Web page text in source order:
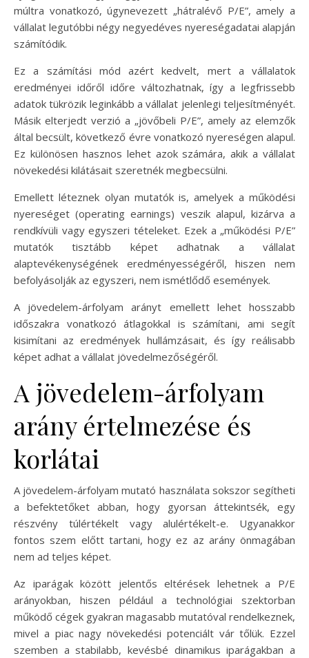
múltra vonatkozó, úgynevezett „hátralévő P/E”, amely a
vállalat legutóbbi négy negyedéves nyereségadatai alapján
számítódik.
Ez a számítási mód azért kedvelt, mert a vállalatok
eredményei időről időre változhatnak, így a legfrissebb
adatok tükrözik leginkább a vállalat jelenlegi teljesítményét.
Másik elterjedt verzió a „jövőbeli P/E”, amely az elemzők
által becsült, következő évre vonatkozó nyereségen alapul.
Ez különösen hasznos lehet azok számára, akik a vállalat
növekedési kilátásait szeretnék megbecsülni.
Emellett léteznek olyan mutatók is, amelyek a működési
nyereséget (operating earnings) veszik alapul, kizárva a
rendkívüli vagy egyszeri tételeket. Ezek a „működési P/E”
mutatók tisztább képet adhatnak a vállalat
alaptevékenységének eredményességéről, hiszen nem
befolyásolják az egyszeri, nem ismétlődő események.
A jövedelem-árfolyam arányt emellett lehet hosszabb
időszakra vonatkozó átlagokkal is számítani, ami segít
kisimítani az eredmények hullámzásait, és így reálisabb
képet adhat a vállalat jövedelmezőségéről.
A jövedelem-árfolyam
arány értelmezése és
korlátai
A jövedelem-árfolyam mutató használata sokszor segítheti
a befektetőket abban, hogy gyorsan áttekintsék, egy
részvény túlértékelt vagy alulértékelt-e. Ugyanakkor
fontos szem előtt tartani, hogy ez az arány önmagában
nem ad teljes képet.
Az iparágak között jelentős eltérések lehetnek a P/E
arányokban, hiszen például a technológiai szektorban
működő cégek gyakran magasabb mutatóval rendelkeznek,
mivel a piac nagy növekedési potenciált vár tőlük. Ezzel
szemben a stabilabb, kevésbé dinamikus iparágakban a